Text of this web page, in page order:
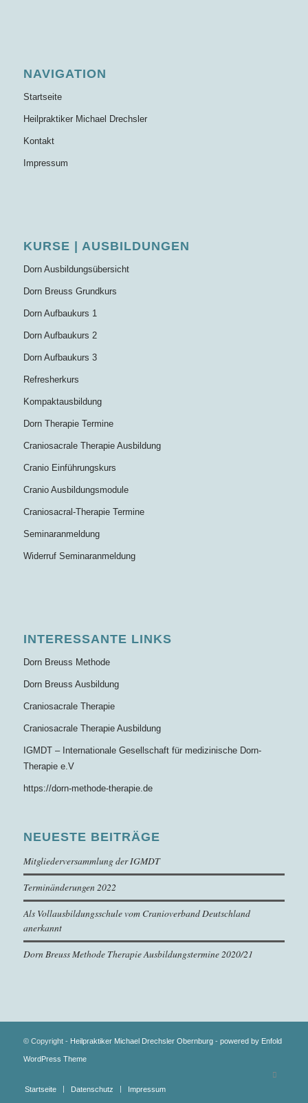
NAVIGATION
Startseite
Heilpraktiker Michael Drechsler
Kontakt
Impressum
KURSE | AUSBILDUNGEN
Dorn Ausbildungsübersicht
Dorn Breuss Grundkurs
Dorn Aufbaukurs 1
Dorn Aufbaukurs 2
Dorn Aufbaukurs 3
Refresherkurs
Kompaktausbildung
Dorn Therapie Termine
Craniosacrale Therapie Ausbildung
Cranio Einführungskurs
Cranio Ausbildungsmodule
Craniosacral-Therapie Termine
Seminaranmeldung
Widerruf Seminaranmeldung
INTERESSANTE LINKS
Dorn Breuss Methode
Dorn Breuss Ausbildung
Craniosacrale Therapie
Craniosacrale Therapie Ausbildung
IGMDT – Internationale Gesellschaft für medizinische Dorn-
Therapie e.V
https://dorn-methode-therapie.de
NEUESTE BEITRÄGE
Mitgliederversammlung der IGMDT
Terminänderungen 2022
Als Vollausbildungsschule vom Cranioverband Deutschland
anerkannt
Dorn Breuss Methode Therapie Ausbildungstermine 2020/21
© Copyright - Heilpraktiker Michael Drechsler Obernburg- powered by Enfold
WordPress Theme
Startseite Datenschutz Impressum